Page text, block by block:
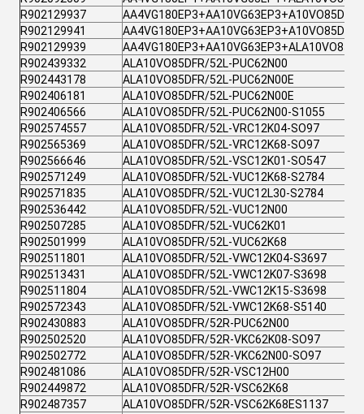
R902129937
AA4VG180EP3+AA10VG63EP3+A10VO85DFR-
R902129941
AA4VG180EP3+AA10VG63EP3+A10VO85DFR-
R902129939
R902439332
ALA10VO85DFR/52L-PUC62N00
R902443178
ALA10VO85DFR/52L-PUC62N00E
R902406181
ALA10VO85DFR/52L-PUC62N00E
R902406566
ALA10VO85DFR/52L-PUC62N00-S1055
R902574557
ALA10VO85DFR/52L-VRC12K04-SO97
R902565369
ALA10VO85DFR/52L-VRC12K68-SO97
R902566646
ALA10VO85DFR/52L-VSC12K01-SO547
R902571249
ALA10VO85DFR/52L-VUC12K68-S2784
R902571835
ALA10VO85DFR/52L-VUC12L30-S2784
R902536442
ALA10VO85DFR/52L-VUC12N00
R902507285
ALA10VO85DFR/52L-VUC62K01
R902501999
ALA10VO85DFR/52L-VUC62K68
R902511801
ALA10VO85DFR/52L-VWC12K04-S3697
R902513431
ALA10VO85DFR/52L-VWC12K07-S3698
R902511804
ALA10VO85DFR/52L-VWC12K15-S3698
R902572343
ALA10VO85DFR/52L-VWC12K68-S5140
R902430883
ALA10VO85DFR/52R-PUC62N00
R902502520
ALA10VO85DFR/52R-VKC62K08-SO97
R902502772
ALA10VO85DFR/52R-VKC62N00-SO97
R902481086
ALA10VO85DFR/52R-VSC12H00
R902449872
ALA10VO85DFR/52R-VSC62K68
R902487357
ALA10VO85DFR/52R-VSC62K68ES1137